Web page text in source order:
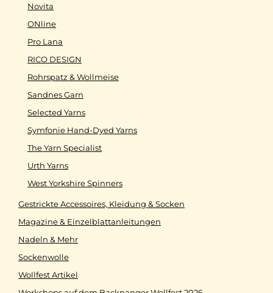
Novita
ONline
Pro Lana
RICO DESIGN
Rohrspatz & Wollmeise
Sandnes Garn
Selected Yarns
Symfonie Hand-Dyed Yarns
The Yarn Specialist
Urth Yarns
West Yorkshire Spinners
Gestrickte Accessoires, Kleidung & Socken
Magazine & Einzelblattanleitungen
Nadeln & Mehr
Sockenwolle
Wollfest Artikel